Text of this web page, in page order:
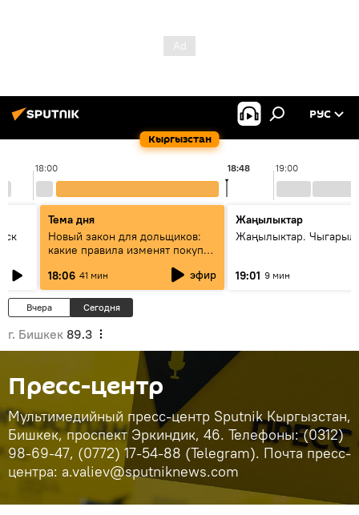
Кыргызстан
РУС
18:00 19:00
18:48
Тема дня
Новый закон для дольщиков:
какие правила изменят покупку
18:06 41 мин эфир
Жаңылыктар
Жаңылыктар.
19:01 9 мин
Вчера Сегодня
г. Бишкек 89.3
Пресс-центр
Мультимедийный пресс-центр Sputnik Кыргызстан,
Бишкек, проспект Эркиндик, 46. Телефоны: (0312)
98-69-47, (0772) 17-54-88 (Telegram). Почта пресс-
центра: a.valiev@sputniknews.com